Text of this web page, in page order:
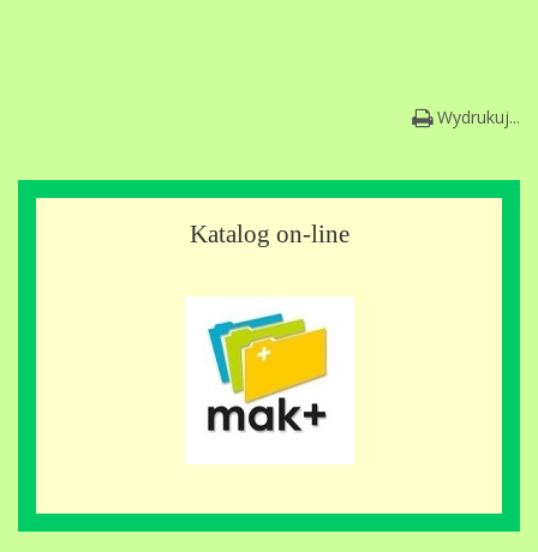
Wydrukuj...
Katalog on-line